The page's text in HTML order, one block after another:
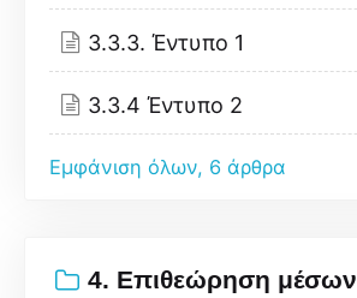
3.3.3. Έντυπο 1
3.3.4 Έντυπο 2
Εμφάνιση όλων, 6 άρθρα
4. Επιθεώρηση μέσων